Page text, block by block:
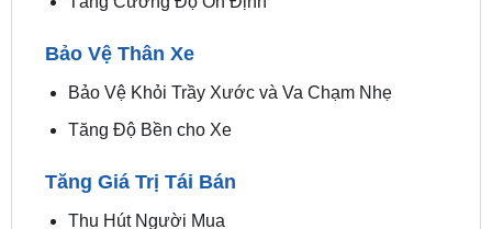
Cải Thiện Hiệu Suất và Aerodynamics
Giảm Lực Cản Không Khí
Tăng Cường Độ Ổn Định
Bảo Vệ Thân Xe
Bảo Vệ Khỏi Trầy Xước và Va Chạm Nhẹ
Tăng Độ Bền cho Xe